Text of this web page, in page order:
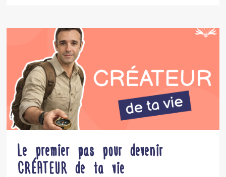
Le premier pas pour devenir
CRÉATEUR de ta vie